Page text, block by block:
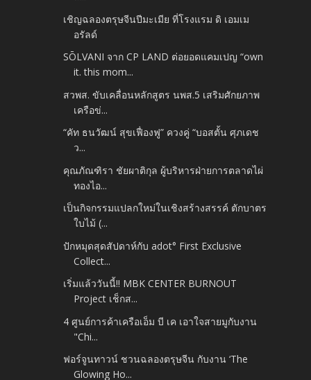
เชิญฉลองตรุษจีนปีมะเมีย ที่โรงแรม ดิ เอมเม
อรัลด์
SŌLVANI จาก CP LAND ต่อยอดแคมเปญ “own
it. this mom...
สวพส. ขับเคลื่อนหลักสูตร นพส.5 เสริมศักยภาพ
เครือข่...
“คัท ธนวัฒน์ สุขเฟื่องฟู” ควงคู่ “บอสตั้น ศุภเดช
ว...
คุณภัณฑิรา ชัยผาติกุล ผู้บริหารฝ่ายการตลาดไผ่
ทองไอ...
เป็นกิจกรรมแปลกใหม่ในเชิงสร้างสรรค์ ตักบาตร
ใบไม้ (...
ปักหมุดสุดสัปดาห์กับ adot° First Exclusive
Collect...
เริ่มแล้ววันนี้!! MBK CENTER BURNOUT
Project เช็กส...
4 ศูนย์การค้าเครือเอ็ม บี เค เอาใจสายมูกับงาน
"Chi...
ฟอร์จูนทาวน์ ชวนฉลองตรุษจีน กับงาน ‘The
Glowing Ho...